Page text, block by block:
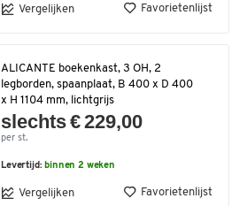
Vergelijken Favorietenlijst
ALICANTE boekenkast, 3 OH, 2
legborden, spaanplaat, B 400 x D 400
x H 1104 mm, lichtgrijs
slechts € 229,00
per st.
Levertijd: binnen 2 weken
Vergelijken Favorietenlijst